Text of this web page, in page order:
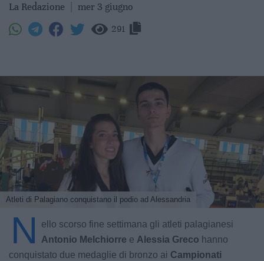
La Redazione mer 3 giugno
291
Atleti di Palagiano conquistano il podio ad Alessandria
N
ello scorso fine settimana gli atleti palagianesi
Antonio Melchiorre e Alessia Greco hanno
conquistato due medaglie di bronzo ai Campionati